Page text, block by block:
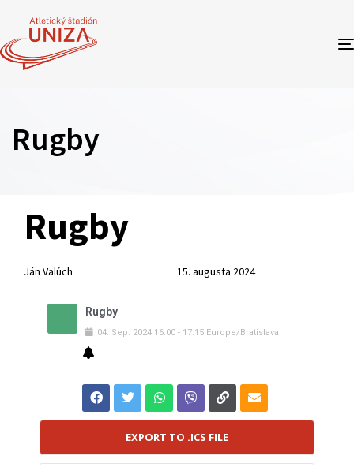
Rugby
IN:
Rugby
Ján Valúch
on:
15. augusta 2024
Rugby
04. Sep. 2024 16:00 - 17:15 Europe/Bratislava
EXPORT TO .ICS FILE